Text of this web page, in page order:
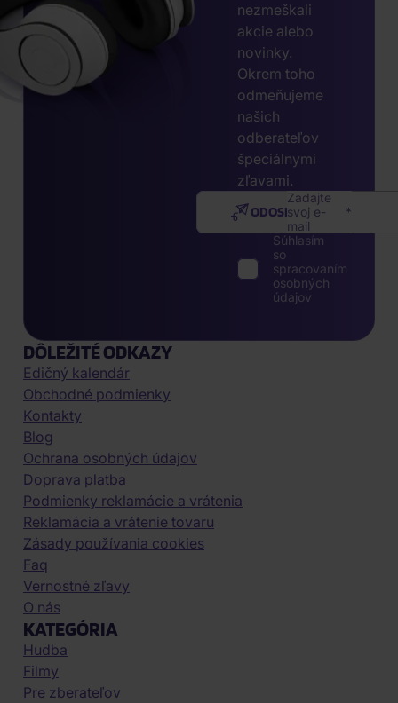
nezmeškali
akcie alebo
novinky.
Okrem toho
odmeňujeme
našich
odberateľov
špeciálnymi
zľavami.
Zadajte
svoj e-
mail
ODOSLAŤ
Súhlasím
so
spracovaním
osobných
údajov
DÔLEŽITÉ ODKAZY
Edičný kalendár
Obchodné podmienky
Kontakty
Blog
Ochrana osobných údajov
Doprava platba
Podmienky reklamácie a vrátenia
Reklamácia a vrátenie tovaru
Zásady používania cookies
Faq
Vernostné zľavy
O nás
KATEGÓRIA
Hudba
Filmy
Pre zberateľov